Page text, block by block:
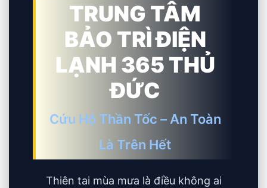
TRUNG TÂM
BẢO TRÌ ĐIỆN
LẠNH 365 THỦ
ĐỨC
Cứu Hộ Thần Tốc – An Toàn
Là Trên Hết
Thiên tai mùa mưa là điều không ai